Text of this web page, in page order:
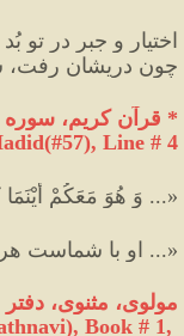
اختیار و جبر در تو
چون دریشان رفت،
* قرآن کریم، سوره
), Line # 4
«... وَ هُوَ مَعَكُمْ
«... او با شماست
مولوی، مثنوی، دفتر
Book # 1,